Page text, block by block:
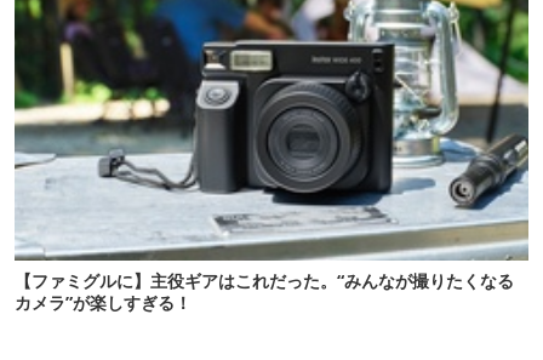
【ファミグルに】主役ギアはこれだった。“みんなが撮りたくなる
カメラ”が楽しすぎる！